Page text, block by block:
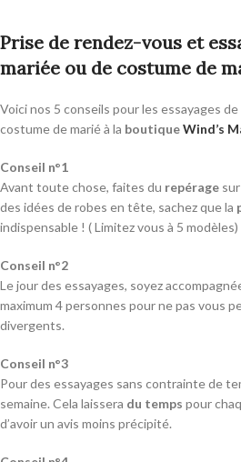
Prise de rendez-vous et
mariée ou de costume de
Voici nos 5 conseils pour les essayages
costume de marié à la boutiqueWind’s
Conseil n°1
Avant toute chose, faites du repérage
des idées de robes en tête, sachez que la
indispensable ! ( Limitez vous à 5 modèles)
Conseil n°2
Le jour des essayages, soyez
maximum 4 personnes pour ne pas vous
divergents.
Conseil n°3
Pour des essayages sans contrainte de
semaine. Cela laissera du temps pour
d’avoir un avis moins précipité.